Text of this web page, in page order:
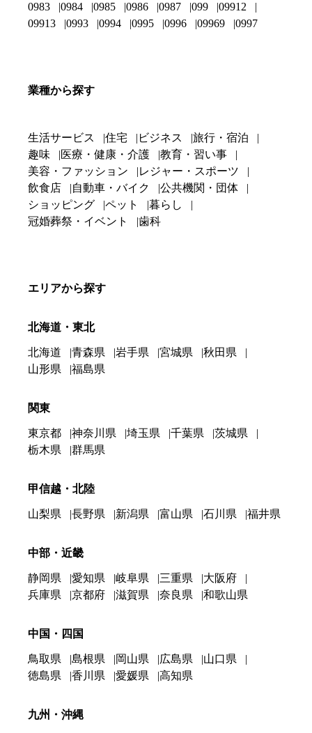
0983
0984 0985 0986 0987 099
09912
09913
0993 0994 0995 0996 09969 0997
業種から探す
生活サービス 住宅 ビジネス
旅行・宿泊
趣味
医療・健康・介護
教育・習い事
美容・ファッション
レジャー・スポーツ
飲食店
自動車・バイク
公共機関・団体
ショッピング
ペット
暮らし
冠婚葬祭・イベント
歯科
エリアから探す
北海道・東北
北海道 青森県 岩手県 宮城県
秋田県
山形県
福島県
関東
東京都 神奈川県 埼玉県 千葉県
茨城県
栃木県
群馬県
甲信越・北陸
山梨県 長野県 新潟県 富山県 石川県 福井県
中部・近畿
静岡県 愛知県 岐阜県 三重県
大阪府
兵庫県
京都府 滋賀県 奈良県 和歌山県
中国・四国
鳥取県 島根県 岡山県 広島県
山口県
徳島県
香川県 愛媛県 高知県
九州・沖縄